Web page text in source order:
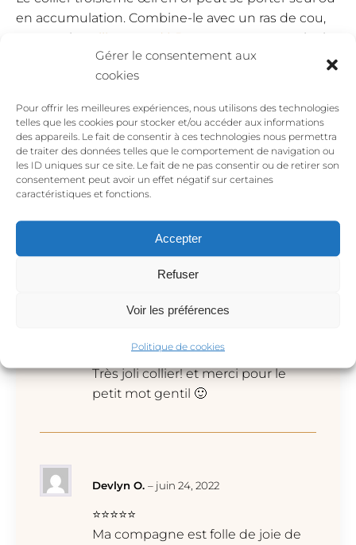
Gérer le consentement aux
cookies
Pour offrir les meilleures expériences, nous utilisons des technologies
telles que les cookies pour stocker et/ou accéder aux informations
des appareils. Le fait de consentir à ces technologies nous permettra
de traiter des données telles que le comportement de navigation ou
les ID uniques sur ce site. Le fait de ne pas consentir ou de retirer son
consentement peut avoir un effet négatif sur certaines
caractéristiques et fonctions.
Accepter
Refuser
Voir les préférences
Politique de cookies
en accumulation. Combine-le avec un ras de cou,
comme le
collier torsadé Betty en or
, pour un look
affirmé sur un joli décolleté. Le collier œil en or peut
aussi se porter en parure avec les
ou chargé, le collier œil Regard en or s’adapte à ton
style et vient le sublimer.
Avis
⭐⭐⭐⭐⭐
Très joli collier! et merci pour le
petit mot gentil 🙂
Devlyn O. – juin 24, 2022
⭐⭐⭐⭐⭐
Ma compagne est folle de joie de